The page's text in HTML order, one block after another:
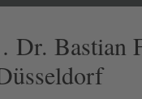
Dr. Bastian